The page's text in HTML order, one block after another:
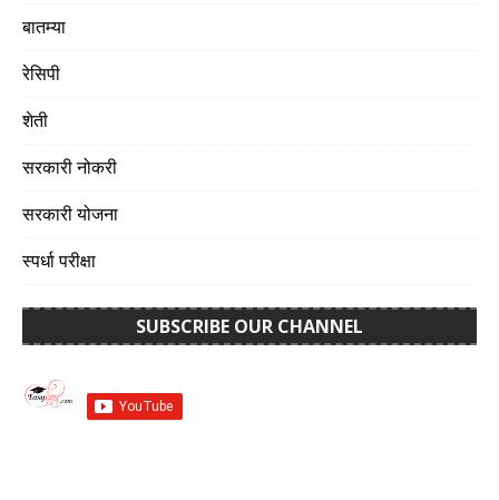
बातम्या
रेसिपी
शेती
सरकारी नोकरी
सरकारी योजना
स्पर्धा परीक्षा
SUBSCRIBE OUR CHANNEL